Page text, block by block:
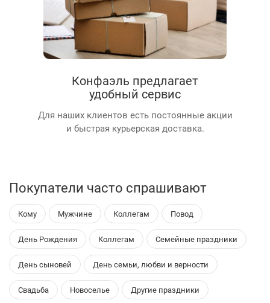
Конфаэль предлагает
удобный сервис
Для наших клиентов есть постоянные акции
и быстрая курьерская доставка.
Покупатели часто спрашивают
Кому Мужчине Коллегам Повод
День Рождения Коллегам Семейные праздники
День сыновей День семьи, любви и верности
Свадьба Новоселье Другие праздники